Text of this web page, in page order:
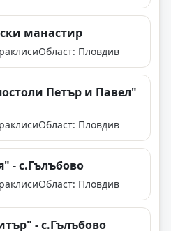
манастир
Област: Пловдив
Петър и Павел"
Област: Пловдив
- с.Гълъбово
Област: Пловдив
- с.Гълъбово